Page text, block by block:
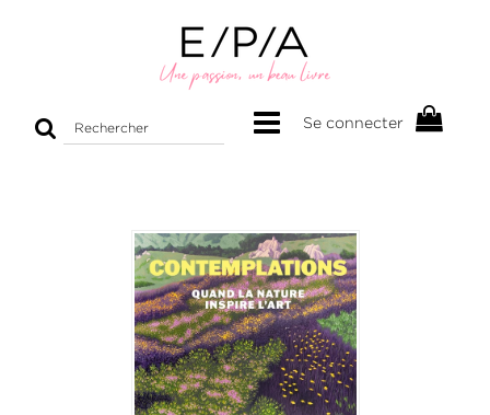
Rechercher
Se connecter